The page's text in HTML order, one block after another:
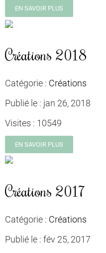
EN SAVOIR PLUS
Créations 2018
Catégorie : Créations
Publié le : jan 26, 2018
Visites : 10549
EN SAVOIR PLUS
Créations 2017
Catégorie : Créations
Publié le : fév 25, 2017